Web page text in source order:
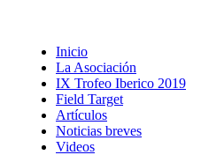
Inicio
La Asociación
IX Trofeo Iberico 2019
Field Target
Artículos
Noticias breves
Videos